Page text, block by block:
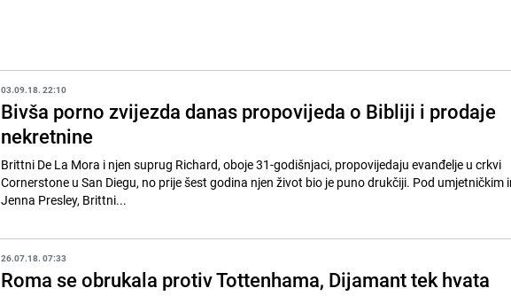
03.09.18. 22:10
Bivša porno zvijezda danas propovijeda o Bibliji i prodaje
nekretnine
Brittni De La Mora i njen suprug Richard, oboje 31-godišnjaci, propovijedaju evanđelje u crkvi
Cornerstone u San Diegu, no prije šest godina njen život bio je puno drukčiji. Pod umjetničkim imenom
Jenna Presley, Brittni...
26.07.18. 07:33
Roma se obrukala protiv Tottenhama, Dijamant tek hvata